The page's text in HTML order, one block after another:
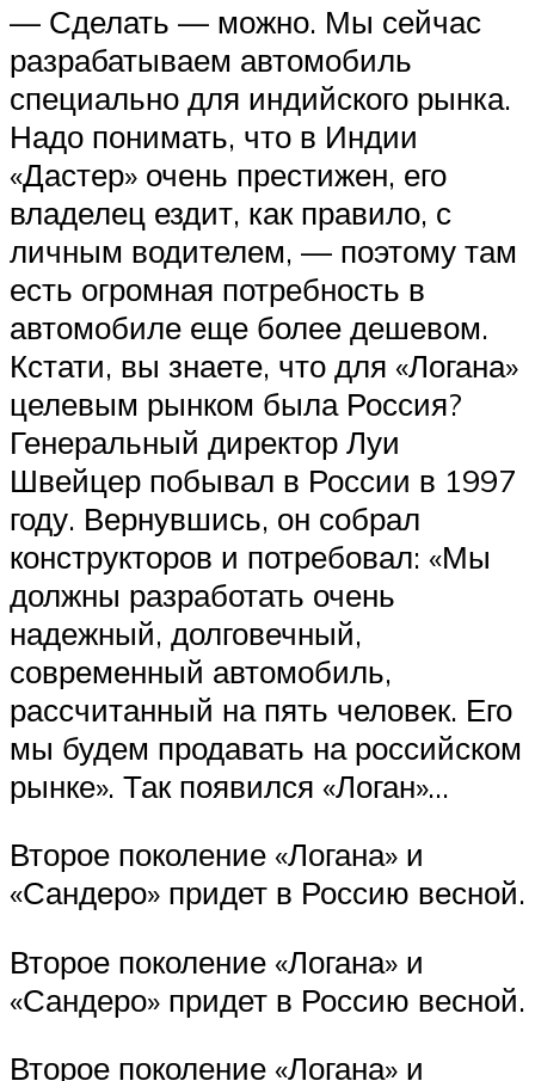
— Сделать — можно. Мы сейчас
разрабатываем автомобиль
специально для индийского рынка.
Надо понимать, что в Индии
«Дастер» очень престижен, его
владелец ездит, как правило, с
личным водителем, — поэтому там
есть огромная потребность в
автомобиле еще более дешевом.
Кстати, вы знаете, что для «Логана»
целевым рынком была Россия?
Генеральный директор Луи
Швейцер побывал в России в 1997
году. Вернувшись, он собрал
конструкторов и потребовал: «Мы
должны разработать очень
надежный, долговечный,
современный автомобиль,
рассчитанный на пять человек. Его
мы будем продавать на российском
рынке». Так появился «Логан»…
Второе поколение «Логана» и
«Сандеро» придет в Россию весной.
Второе поколение «Логана» и
«Сандеро» придет в Россию весной.
Второе поколение «Логана» и